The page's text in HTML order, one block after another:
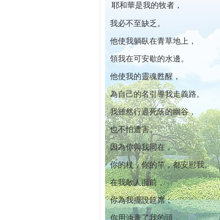
耶和華是我的牧者，
我必不至缺乏。
他使我躺臥在青草地上，
領我在可安歇的水邊。
他使我的靈魂甦醒，
為自己的名引導我走義路。
我雖然行過死蔭的幽谷，
也不怕遭害。
因為你與我同在，
你的杖，你的竿，都安慰我。
在我敵人面前，
你為我擺設筵席；
你用油膏了我的頭，
本院自開幕迄今已篩檢出1700位乳癌患者,提